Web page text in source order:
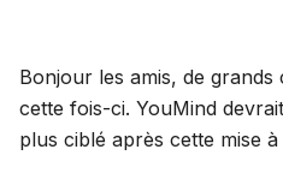
Invites
Bonjour les amis, de
cette fois-ci. YouMind
plus ciblé après cette mise à